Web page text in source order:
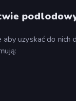
uzyskać do